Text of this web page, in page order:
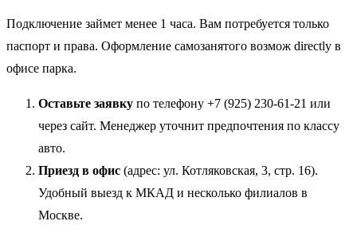
Подключение займет менее 1 часа. Вам потребуется только
паспорт и права. Оформление самозанятого возмож directly в
офисе парка.
Оставьте заявку по телефону +7 (925) 230-61-21 или
через сайт. Менеджер уточнит предпочтения по классу
авто.
Приезд в офис (адрес: ул. Котляковская, 3, стр. 16).
Удобный выезд к МКАД и несколько филиалов в
Москве.